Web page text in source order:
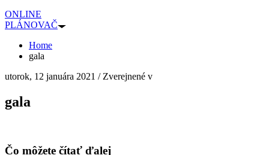
ONLINE
PLÁNOVAČ
Home
gala
utorok, 12 januára 2021 /Zverejnené v
gala
Čo môžete čítať ďalej